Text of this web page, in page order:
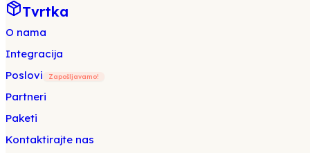
Tvrtka
O nama
Integracija
Poslovi
Zapošljavamo!
Partneri
Paketi
Kontaktirajte nas